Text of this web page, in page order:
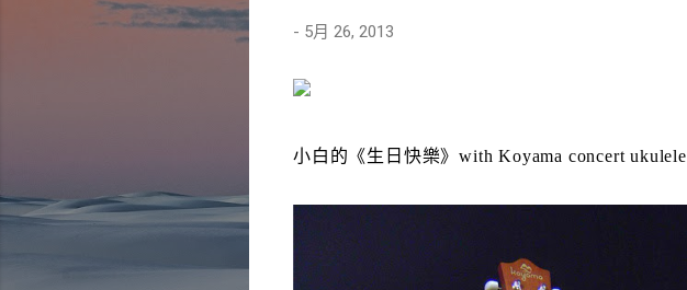
- 5月 26, 2013
小白的《生日快樂》with Koyama concert ukulele